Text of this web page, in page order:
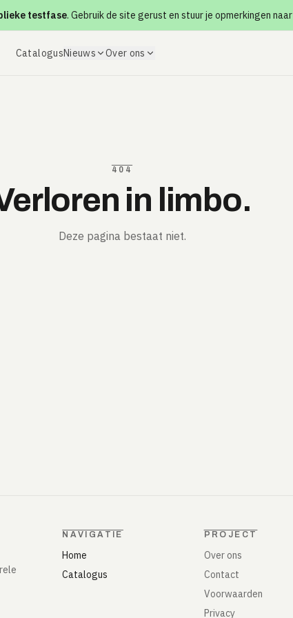
testfase. Gebruik de site gerust en stuur je opmerkingen naar
CatalogusNieuws Over ons
404
in limbo.
Deze pagina bestaat niet.
NAVIGATIE
Home
Catalogus
PROJECT
Over ons
Contact
Voorwaarden
Privacy